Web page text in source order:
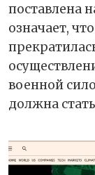
поставлена
означает,
военной
должна